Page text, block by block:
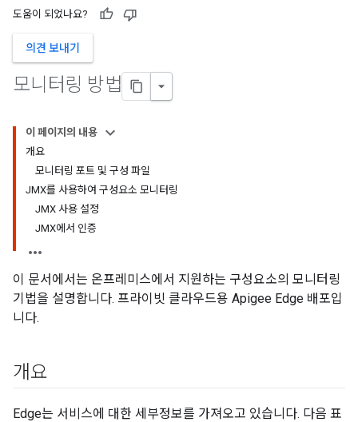
도움이 되었나요?
의견 보내기
모니터링 방법
이 페이지의 내용
개요
모니터링 포트 및 구성 파일
JMX를 사용하여 구성요소 모니터링
JMX 사용 설정
JMX에서 인증
이 문서에서는 온프레미스에서 지원하는 구성요소의 모니터링
기법을 설명합니다. 프라이빗 클라우드용 Apigee Edge 배포입
니다.
개요
Edge는 서비스에 대한 세부정보를 가져오고 있습니다. 다음 표